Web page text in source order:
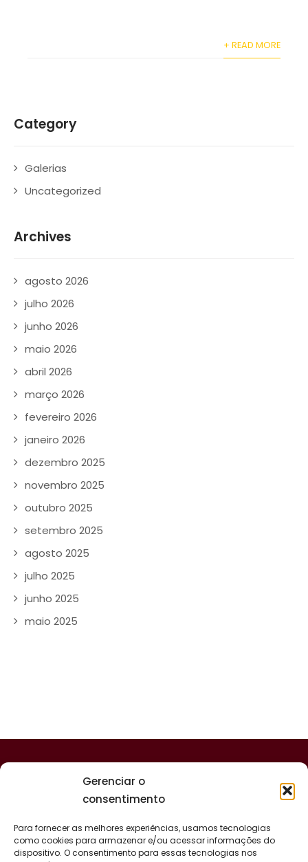
Gerenciar o
consentimento
Para fornecer as melhores experiências, usamos tecnologias
como cookies para armazenar e/ou acessar informações do
dispositivo. O consentimento para essas tecnologias nos
+ READ MORE
Category
Galerias
Uncategorized
Archives
agosto 2026
julho 2026
junho 2026
maio 2026
abril 2026
março 2026
fevereiro 2026
janeiro 2026
dezembro 2025
novembro 2025
outubro 2025
setembro 2025
agosto 2025
julho 2025
junho 2025
maio 2025